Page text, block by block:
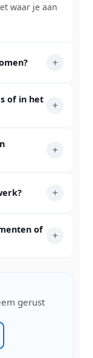
waar je aan
of in het
of
gerust